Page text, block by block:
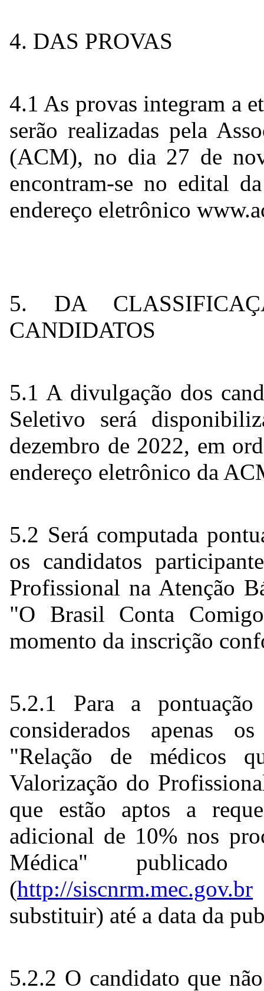
4. DAS PROVAS
4.1 As provas integram a
serão realizadas pela
(ACM), no dia 27 de
encontram-se no edital
endereço eletrônico
5. DA
CANDIDATOS
5.1 A divulgação dos
Seletivo será
dezembro de 2022, em
endereço eletrônico da
5.2 Será computada
os candidatos
Profissional na Atenção
"O Brasil Conta
momento da inscrição
5.2.1 Para a
considerados apenas
"Relação de médicos
Valorização do
que estão aptos a
adicional de 10% nos
Médica"
(http://siscnrm.mec.gov.br
substituir) até a data da
5.2.2 O candidato que